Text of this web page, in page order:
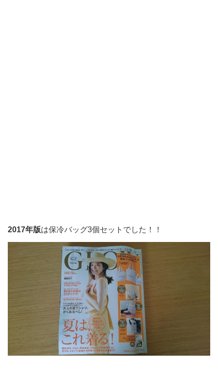
2017年版は保冷バッグ3個セットでした！！